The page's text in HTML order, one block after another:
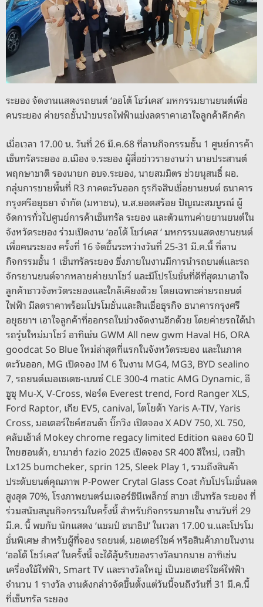
k
ระยอง จัดงานแสดงรถยนต์ ‘ออโต้ โชว์เคส’ มหกรรมยานยนต์เพื่อ
คนระยอง ค่ายรถชั้นนำขนรถไฟฟ้าแข่งลดราคาเอาใจลูกค้าคึกคัก
เมื่อเวลา 17.00 น. วันที่ 26 มี.ค.68 ที่ลานกิจกรรมชั้น 1 ศูนย์การค้า
เซ็นทรัลระยอง อ.เมือง จ.ระยอง ผู้สื่อข่าวรายงานว่า นายประสานต์
พฤกษาชาติ รองนายก อบจ.ระยอง, นายสมมิตร ช่วยนุสนธิ์ ผอ.
กลุ่มการขายพื้นที่ R3 ภาคตะวันออก ธุรกิจสินเชื่อยานยนต์ ธนาคาร
กรุงศรีอยุธยา จำกัด (มหาชน), น.ส.ยอดสร้อย ปัญณะสมบูรณ์ ผู้
จัดการทั่วไปศูนย์การค้าเซ็นทรัล ระยอง และตัวแทนค่ายยานยนต์ใน
จังหวัดระยอง ร่วมเปิดงาน ‘ออโต้ โชว์เคส ‘ มหกรรมแสดงยานยนต์
เพื่อคนระยอง ครั้งที่ 16 จัดขึ้นระหว่างวันที่ 25-31 มี.ค.นี้ ที่ลาน
กิจกรรมชั้น 1 เซ็นทรัลระยอง ซึ่งภายในงานมีการนำรถยนต์และรถ
จักรยานยนต์จากหลายค่ายมาโชว์ และมีโปรโมชั่นที่ดีที่สุดมาเอาใจ
ลูกค้าชาวจังหวัดระยองและใกล้เคียงด้วย โดยเฉพาะค่ายรถยนต์
ไฟฟ้า มีลดราคาพร้อมโปรโมชั่นและสินเชื่อธุรกิจ ธนาคารกรุงศรี
อยุธยาฯ เอาใจลูกค้าที่ออกรถในช่วงจัดงานอีกด้วย โดยค่ายรถได้นำ
รถรุ่นใหม่มาโชว์ อาทิเช่น GWM All new gwm Haval H6, ORA
goodcat So Blue ใหม่ล่าสุดที่แรกในจังหวัดระยอง และในภาค
ตะวันออก, MG เปิดจอง IM 6 ในงาน MG4, MG3, BYD sealino
7, รถยนต์เมอเซเดซ-เบนซ์ CLE 300-4 matic AMG Dynamic, อี
ซูซุ Mu-X, V-Cross, ฟอร์ด Everest trend, Ford Ranger XLS,
Ford Raptor, เกีย EV5, canival, โตโยต้า Yaris A-TIV, Yaris
Cross, มอเตอร์ไซค์ฮอนด้า บิ๊กวิง เปิดจอง X ADV 750, XL 750,
คลับเฮ้าส์ Mokey chrome regacy limited Edition ฉลอง 60 ปี
ไทยฮอนด้า, ยามาฮ่า fazio 2025 เปิดจอง SR 400 สีใหม่, เวสป้า
Lx125 bumcheker, sprin 125, Sleek Play 1, รวมถึงสินค้า
ประดับยนต์คุณภาพ P-Power Crytal Glass Coat กับโปรโมชั่นลด
สูงสุด 70%, โรงภาพยนตร์เมเจอร์ซินีเพล็กซ์ สาขา เซ็นทรัล ระยอง ที่
ร่วมสนับสนุนกิจกรรมในครั้งนี้ สำหรับกิจกรรมภายใน งานวันที่ 29
มี.ค. นี้ พบกับ นักแสดง ‘แชมป์ ชนาธิป’ ในเวลา 17.00 น.และโปรโม
ชั่นพิเศษ สำหรับผู้ที่จอง รถยนต์, มอเตอร์ไซค์ หรือสินค้าภายในงาน
‘ออโต้ โชว์เคส’ ในครั้งนี้ จะได้ลุ้นรับของรางวัลมากมาย อาทิเช่น
เครื่องใช้ไฟฟ้า, Smart TV และรางวัลใหญ่ เป็นมอเตอร์ไซค์ไฟฟ้า
จำนวน 1 รางวัล งานดังกล่าวจัดขึ้นตั้งแต่วันนี้จนถึงวันที่ 31 มี.ค.นี้
ที่เซ็นทรัล ระยอง